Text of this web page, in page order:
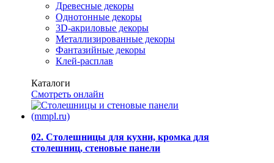
Древесные декоры
Однотонные декоры
3D-акриловые декоры
Металлизированные декоры
Фантазийные декоры
Клей-расплав
Каталоги
Смотреть онлайн
02. Столешницы для кухни, кромка для
столешниц, стеновые панели